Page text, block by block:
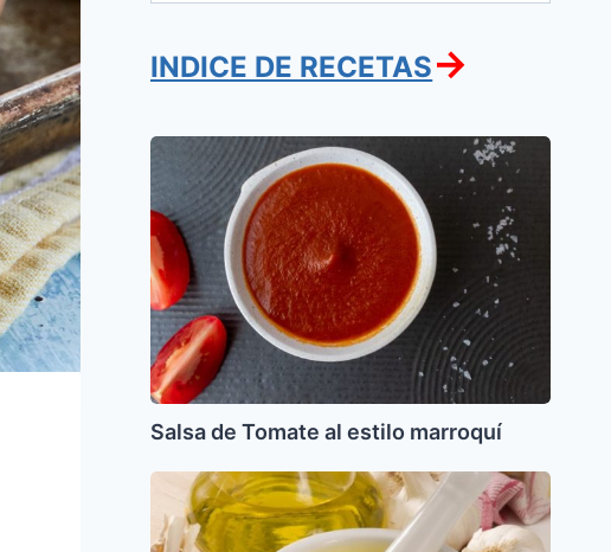
INDICE DE RECETAS→
Salsa
Tomate
al
estilo
marroquí
Salsa de Tomate al estilo marroquí
Salsa
Alioli